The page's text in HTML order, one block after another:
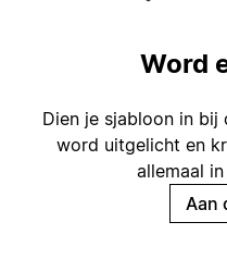
Word
Dien je sjabloon in bij
word uitgelicht en
allemaal
Aan